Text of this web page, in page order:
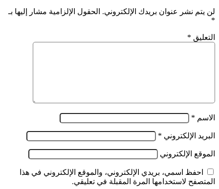
لن يتم نشر عنوان بريدك الإلكتروني. الحقول الإلزامية مشار إليها بـ
*
التعليق *
الاسم *
البريد الإلكتروني *
الموقع الإلكتروني
احفظ اسمي، بريدي الإلكتروني، والموقع الإلكتروني في هذا
المتصفح لاستخدامها المرة المقبلة في تعليقي.